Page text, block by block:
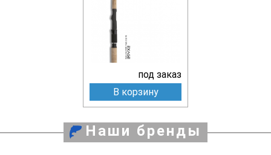
под заказ
В корзину
Наши бренды